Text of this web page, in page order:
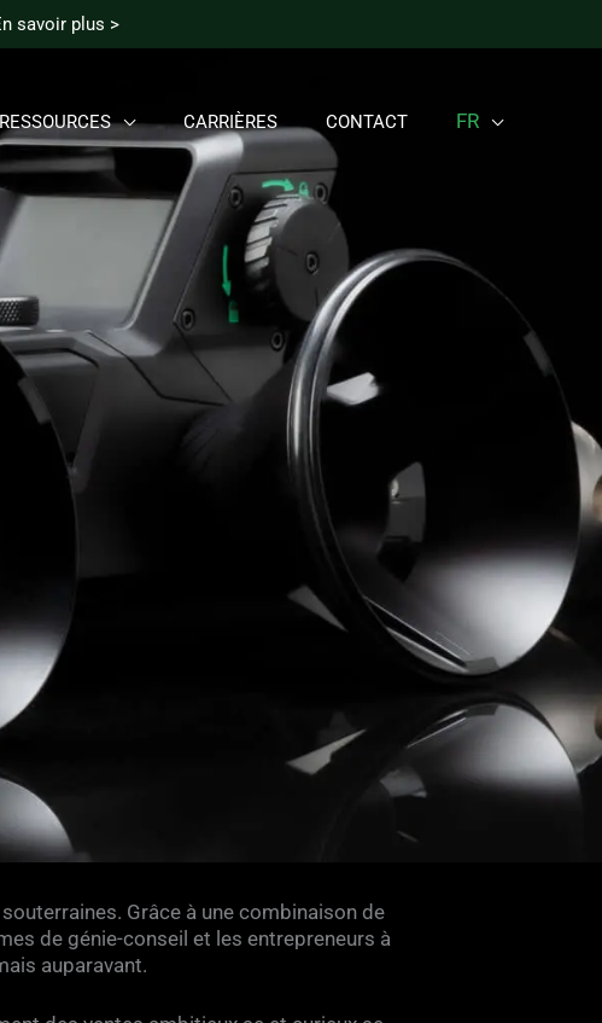
savoir plus >
RESSOURCES CARRIÈRES CONTACT FR
Grâce à une combinaison de
de génie-conseil et les entrepreneurs à
auparavant.